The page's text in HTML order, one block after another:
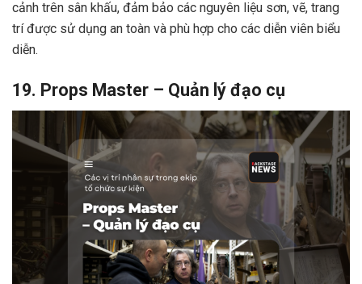
cảnh trên sân khấu, đảm bảo các nguyên liệu sơn, vẽ, trang
trí được sử dụng an toàn và phù hợp cho các diễn viên biểu
diễn.
19. Props Master – Quản lý đạo cụ